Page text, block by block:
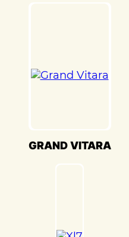
Кузовной ремонт
Wagon_r) в
Мы гордимся
воссоздавать
GRAND VITARA